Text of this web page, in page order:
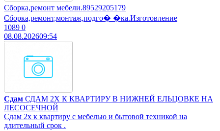
Сборка,ремонт мебели.89529205179
Сборка,ремонт,монтаж,подго� �ка.Изготовление
1089 0
08.08.202609:54
Сдам СДАМ 2Х К КВАРТИРУ В НИЖНЕЙ ЕЛЬЦОВКЕ НА
ЛЕСОСЕЧНОЙ
Сдам 2х к квартиру с мебелью и бытовой техникой на
длительный срок .